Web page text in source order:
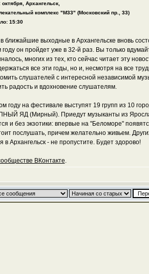
октября, Архангельск,
комплекс "М33" (Московский пр., 33)
15:30
ближайшие выходные в Архангельске вновь
году он пройдет уже в 32-й раз. Вы только
многих из тех, кто сейчас читает эту
все эти годы, но и, несмотря на все
слушателей с интересной независимой
радость и вдохновение слушателям.
году на фестивале выступят 19 групп из 10
ЯД (Мирный). Приедут музыканты из
и без экзотики: впервые на "Беломоре"
послушать, причем желательно живьем.
в Архангельск - не пропустите. Будет здорово!
ВКонтакте.